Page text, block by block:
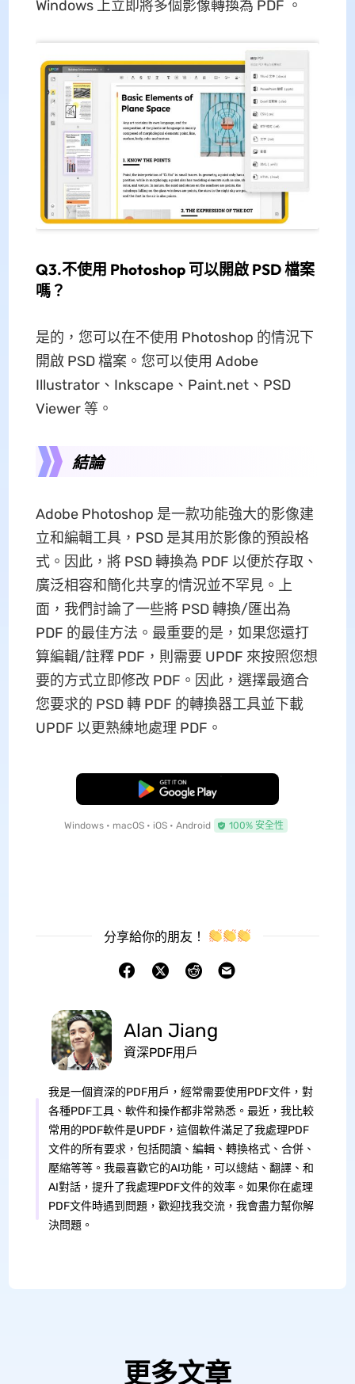
Windows 上立即將多個影像轉換為 PDF 。
Q3.不使用 Photoshop 可以開啟 PSD 檔案
嗎？
是的，您可以在不使用 Photoshop 的情況下
開啟 PSD 檔案。您可以使用 Adob​​e
Illustrator、Inkscape、Paint.net、PSD
Viewer 等。
結論
Adobe Photoshop 是一款功能強大的影像建
立和編輯工具，PSD 是其用於影像的預設格
式。因此，將 PSD 轉換為 PDF 以便於存取、
廣泛相容和簡化共享的情況並不罕見。上
面，我們討論了一些將 PSD 轉換/匯出為
PDF 的最佳方法。最重要的是，如果您還打
算編輯/註釋 PDF，則需要 UPDF 來按照您想
要的方式立即修改 PDF。因此，選擇最適合
您要求的 PSD 轉 PDF 的轉換器工具並下載
UPDF 以更熟練地處理 PDF。
免費下載
Windows • macOS • iOS • Android 100% 安全性
分享給你的朋友！
Alan Jiang
資深PDF用戶
我是一個資深的PDF用戶，經常需要使用PDF文件，對
各種PDF工具、軟件和操作都非常熟悉。最近，我比較
常用的PDF軟件是UPDF，這個軟件滿足了我處理PDF
文件的所有要求，包括閱讀、編輯、轉換格式、合併、
壓縮等等。我最喜歡它的AI功能，可以總結、翻譯、和
AI對話，提升了我處理PDF文件的效率。如果你在處理
PDF文件時遇到問題，歡迎找我交流，我會盡力幫你解
決問題。
更多文章